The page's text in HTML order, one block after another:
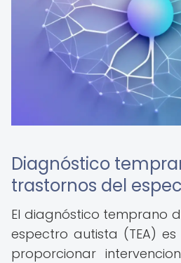
Diagnóstico
trastornos del
El diagnóstico temprano
espectro autista (TEA)
proporcionar